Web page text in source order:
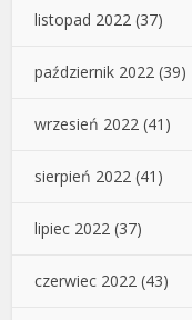
listopad 2022 (37)
październik 2022 (39)
wrzesień 2022 (41)
sierpień 2022 (41)
lipiec 2022 (37)
czerwiec 2022 (43)